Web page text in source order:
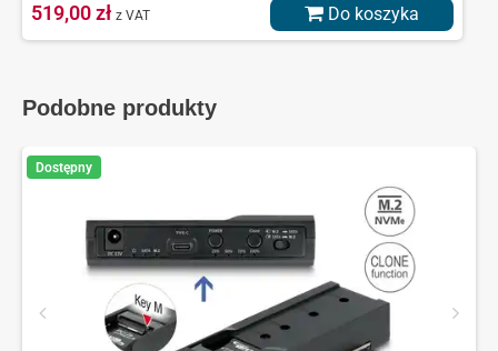
519,00 zł z VAT Do koszyka
Podobne produkty
Dostępny